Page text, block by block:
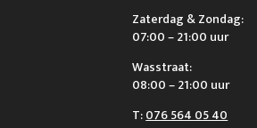
Zaterdag & Zondag:
07:00 – 21:00 uur
Wasstraat:
08:00 – 21:00 uur
T:076 564 05 40